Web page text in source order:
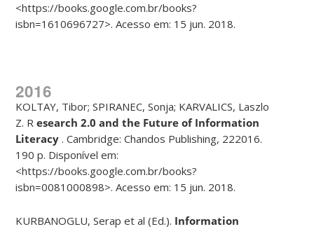
<https://books.google.com.br/books?
isbn=1610696727>. Acesso em: 15 jun. 2018.
2016
KOLTAY, Tibor; SPIRANEC, Sonja; KARVALICS, Laszlo
Z. Research 2.0 andthe Future of Information
Literacy. Cambridge: Chandos Publishing, 222016.
190 p. Disponível em:
<https://books.google.com.br/books?
isbn=0081000898>. Acesso em: 15 jun. 2018.
KURBANOGLU, Serap et al (Ed.). Information